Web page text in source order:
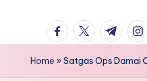
facebook.com
twitter.com
t.me
Home »Satgas Ops Damai